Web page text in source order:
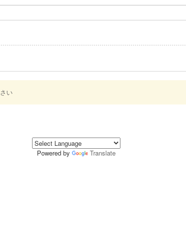
い
Powered by Translate